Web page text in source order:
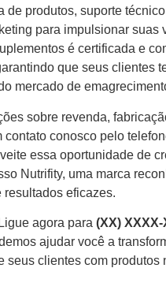
de produtos, suporte
para impulsionar suas
é certificada e
que seus clientes
mercado de
sobre revenda,
contato conosco pelo
essa oportunidade de
Nutrifity, uma marca
eficazes.
agora para (XX) XXXX-
ajudar você a
seus clientes com produtos